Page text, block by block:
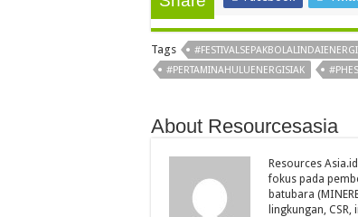
Tags #FESTIVALSEPAKBOLALINDAIENERGI
#PERTAMINAHULUENERGISIAK
About Resourcesasia
Resources
fokus pada
batubara
lingkungan,